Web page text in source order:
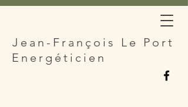
Jean-François Le Port
Energéticien